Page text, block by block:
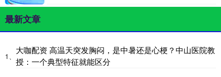
最新文章
1、
大咖配资 高温天突发胸闷，是中暑还是心梗？中山医院教
授：一个典型特征就能区分